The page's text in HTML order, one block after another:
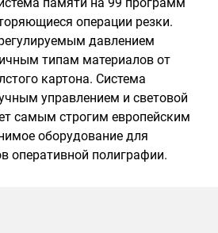
операции резки.
давлением
типам материалов от
картона. Система
управлением и световой
самым строгим европейским
оборудование для
оперативной полиграфии.